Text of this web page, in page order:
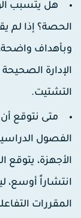
هل يتسبب
إذا لم
واضحة،
الصحيحة
متى نتوقع أن
الدراسية؟
يتوقع
أوسع،
التفاعلية